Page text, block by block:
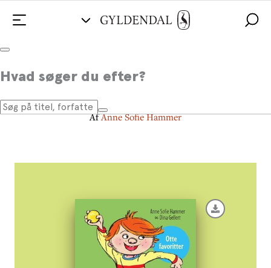
Hvad søger du efter?
Verdens bedste Villads fra Valby
AfAnne Sofie Hammer